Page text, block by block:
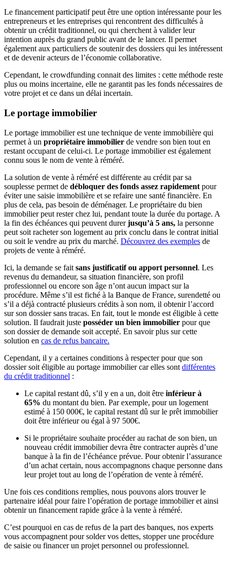
Le financement participatif peut être une option intéressante pour les
entrepreneurs et les entreprises qui rencontrent des difficultés à
obtenir un crédit traditionnel, ou qui cherchent à valider leur
intention auprès du grand public avant de le lancer. Il permet
également aux particuliers de soutenir des dossiers qui les intéressent
et de devenir acteurs de l’économie collaborative.
Cependant, le crowdfunding connait des limites : cette méthode reste
plus ou moins incertaine, elle ne garantit pas les fonds nécessaires de
votre projet et ce dans un délai incertain.
Le portage immobilier
Le portage immobilier est une technique de vente immobilière qui
permet à un propriétaire immobilier de vendre son bien tout en
restant occupant de celui-ci. Le portage immobilier est également
connu sous le nom de vente à réméré.
La solution de vente à réméré est différente au crédit par sa
souplesse permet de débloquer des fonds assez rapidement pour
éviter une saisie immobilière et se refaire une santé financière. En
plus de cela, pas besoin de déménager. Le propriétaire du bien
immobilier peut rester chez lui, pendant toute la durée du portage. A
la fin des échéances qui peuvent durerjusqu’à 5 ans, la personne
peut soit racheter son logement au prix conclu dans le contrat initial
ou soit le vendre au prix du marché. Découvrez des exemples de
projets de vente à réméré.
Ici, la demande se fait sans justificatif ou apport personnel. Les
revenus du demandeur, sa situation financière, son profil
professionnel ou encore son âge n’ont aucun impact sur la
procédure. Même s’il est fiché à la Banque de France, surendetté ou
s’il a déjà contracté plusieurs crédits à son nom, il obtenir l’accord
sur son dossier sans tracas. En fait, tout le monde est éligible à cette
solution. Il faudrait juste posséder un bien immobilier pour que
son dossier de demande soit accepté. En savoir plus sur cette
solution en cas de refus bancaire.
Cependant, il y a certaines conditions à respecter pour que son
dossier soit éligible au portage immobilier car elles sont différentes
du crédit traditionnel :
Le capital restant dû, s’il y en a un, doit être inférieur à
65% du montant du bien. Par exemple, pour un logement
estimé à 150 000€, le capital restant dû sur le prêt immobilier
doit être inférieur ou égal à 97 500€.
Si le propriétaire souhaite procéder au rachat de son bien, un
nouveau crédit immobilier devra être contracter auprès d’une
banque à la fin de l’échéance prévue. Pour obtenir l’assurance
d’un achat certain, nous accompagnons chaque personne dans
leur projet tout au long de l’opération de vente à réméré.
Une fois ces conditions remplies, nous pouvons alors trouver le
partenaire idéal pour faire l’opération de portage immobilier et ainsi
obtenir un financement rapide grâce à la vente à réméré.
C’est pourquoi en cas de refus de la part des banques, nos experts
vous accompagnent pour solder vos dettes, stopper une procédure
de saisie ou financer un projet personnel ou professionnel.